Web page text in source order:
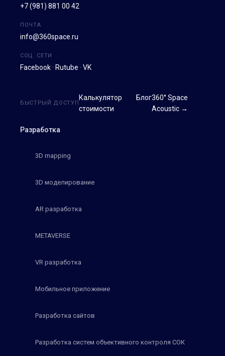
+7 (981) 881 00 42
ПОЧТА
info@360space.ru
СОЦ. СЕТИ
Facebook · Rutube · VK
Разработка
3D mapping
3D моделирование
AR разработка
METAVERSE
VR разработка
Мобильное приложение
Разработка сайтов
Разработка систем объективного контроля СОК
БЫСТРЫЙ ДОСТУП
Калькулятор
стоимости
Блог360° Space
Acoustic →